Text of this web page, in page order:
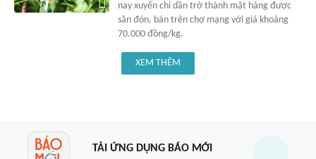
nay xuyến chi dần trở thành mặt hàng được
săn đón, bán trên chợ mạng với giá khoảng
70.000 đồng/kg.
XEM THÊM
TẢI ỨNG DỤNG BÁO MỚI